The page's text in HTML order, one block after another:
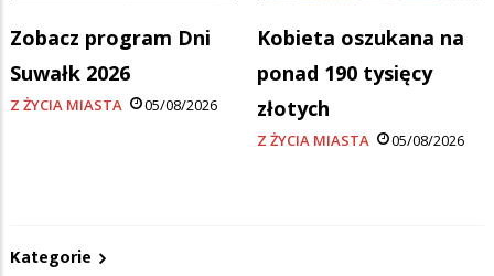
Zobacz program Dni
Suwałk 2026
Z ŻYCIA MIASTA 05/08/2026
Kobieta oszukana na
ponad 190 tysięcy
złotych
Z ŻYCIA MIASTA 05/08/2026
Kategorie